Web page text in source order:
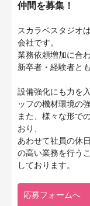
仲間を募集！
スカラベスタジオ
会社です。
業務依頼増加に合
新卒者・経験者と
設備強化にも力を
ッフの機材環境の
また、様々な形で
おり、
あわせて社員の休
の高い業務を行う
しております。
応募フォームへ